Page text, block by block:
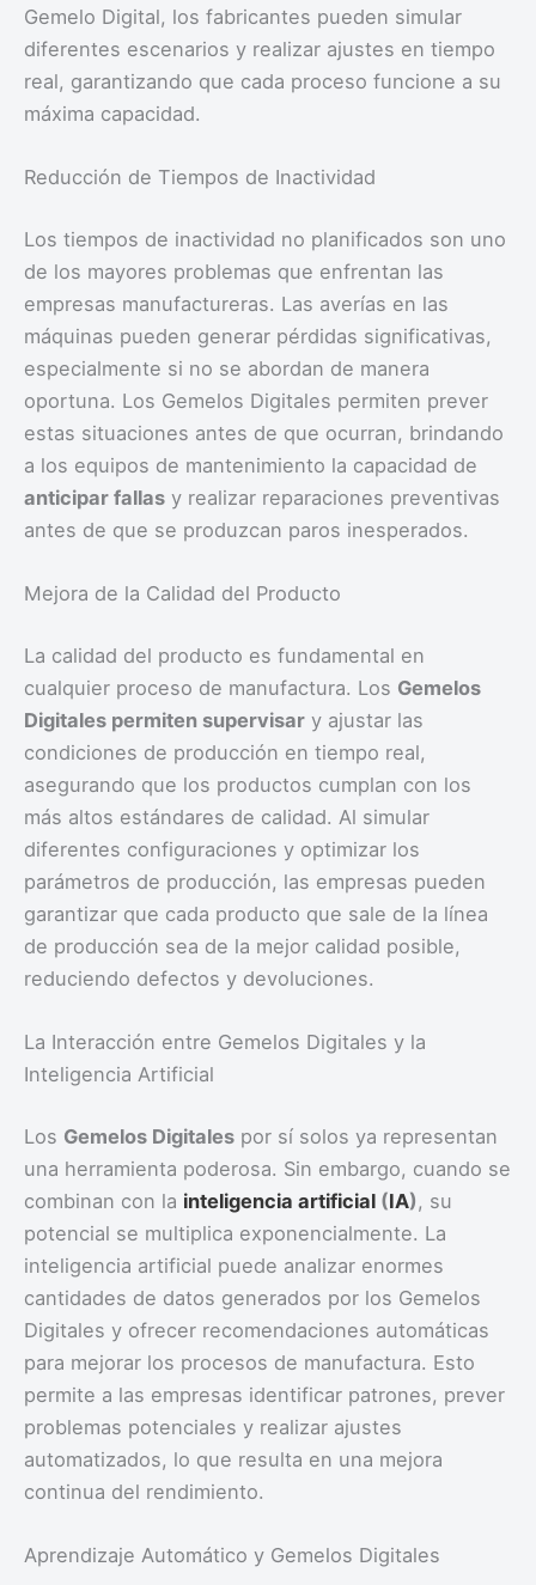
Gemelo Digital, los fabricantes pueden simular
diferentes escenarios y realizar ajustes en tiempo
real, garantizando que cada proceso funcione a su
máxima capacidad.
Reducción de Tiempos de Inactividad
Los tiempos de inactividad no planificados son uno
de los mayores problemas que enfrentan las
empresas manufactureras. Las averías en las
máquinas pueden generar pérdidas significativas,
especialmente si no se abordan de manera
oportuna. Los Gemelos Digitales permiten prever
estas situaciones antes de que ocurran, brindando
a los equipos de mantenimiento la capacidad de
anticipar fallas y realizar reparaciones preventivas
antes de que se produzcan paros inesperados.
Mejora de la Calidad del Producto
La calidad del producto es fundamental en
cualquier proceso de manufactura. Los Gemelos
Digitales permiten supervisar y ajustar las
condiciones de producción en tiempo real,
asegurando que los productos cumplan con los
más altos estándares de calidad. Al simular
diferentes configuraciones y optimizar los
parámetros de producción, las empresas pueden
garantizar que cada producto que sale de la línea
de producción sea de la mejor calidad posible,
reduciendo defectos y devoluciones.
La Interacción entre Gemelos Digitales y la
Inteligencia Artificial
Los Gemelos Digitales por sí solos ya representan
una herramienta poderosa. Sin embargo, cuando se
combinan con la inteligencia artificial (IA) , su
potencial se multiplica exponencialmente. La
inteligencia artificial puede analizar enormes
cantidades de datos generados por los Gemelos
Digitales y ofrecer recomendaciones automáticas
para mejorar los procesos de manufactura. Esto
permite a las empresas identificar patrones, prever
problemas potenciales y realizar ajustes
automatizados, lo que resulta en una mejora
continua del rendimiento.
Aprendizaje Automático y Gemelos Digitales